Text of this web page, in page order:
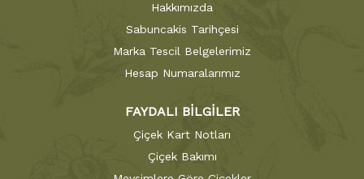
Hakkımızda
Sabuncakis Tarihçesi
Marka Tescil Belgelerimiz
Hesap Numaralarımız
FAYDALI BİLGİLER
Çiçek Kart Notları
Çiçek Bakımı